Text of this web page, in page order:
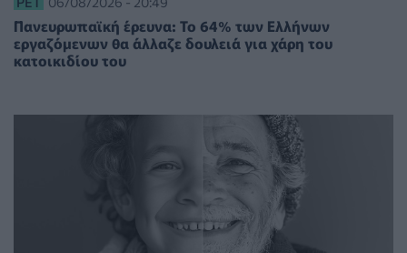
Πανευρωπαϊκή έρευνα: Το 64% των Ελλήνων
εργαζόμενων θα άλλαζε δουλειά για χάρη του
κατοικιδίου του